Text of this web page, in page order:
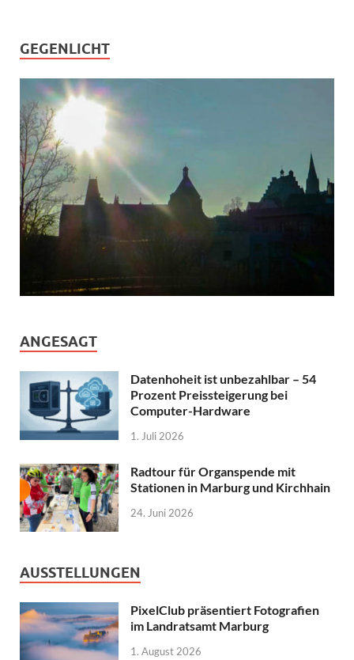
GEGENLICHT
ANGESAGT
Datenhoheit ist unbezahlbar – 54
Prozent Preissteigerung bei
Computer-Hardware
1. Juli 2026
Radtour für Organspende mit
Stationen in Marburg und Kirchhain
24. Juni 2026
AUSSTELLUNGEN
PixelClub präsentiert Fotografien
im Landratsamt Marburg
1. August 2026